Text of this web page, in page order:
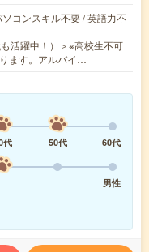
コンスキル不要 / 英語力不
活躍中！）＞※高校生不可
ます。アルバイ…
代 50代
60代
男性